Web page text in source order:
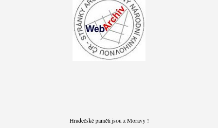
Hradečské paměti jsou z Moravy !